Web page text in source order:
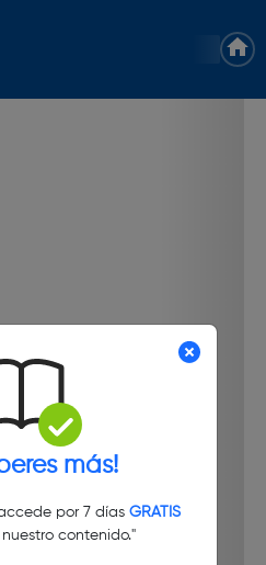
más!
por 7 días GRATIS
contenido."